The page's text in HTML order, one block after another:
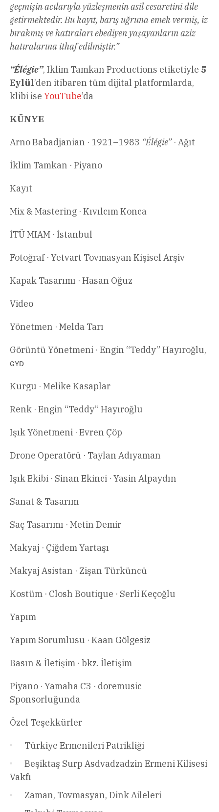
geçmişin acılarıyla yüzleşmenin asil cesaretini dile
getirmektedir. Bu kayıt, barış uğruna emek vermiş, iz
bırakmış ve hatıraları ebediyen yaşayanların aziz
hatıralarına ithaf edilmiştir.”
“Élégie”, Iklim Tamkan Productions etiketiyle 5
Eylül’den itibaren tüm dijital platformlarda,
klibi ise YouTube’da
KÜNYE
Arno Babadjanian · 1921–1983 “Élégie”· Ağıt
İklim Tamkan · Piyano
Kayıt
Mix & Mastering · Kıvılcım Konca
İTÜ MIAM · İstanbul
Fotoğraf · Yetvart Tovmasyan Kişisel Arşiv
Kapak Tasarımı · Hasan Oğuz
Video
Yönetmen · Melda Tarı
Görüntü Yönetmeni · Engin “Teddy” Hayıroğlu,
ɢʏᴅ
Kurgu · Melike Kasaplar
Renk · Engin “Teddy” Hayıroğlu
Işık Yönetmeni · Evren Çöp
Drone Operatörü · Taylan Adıyaman
Işık Ekibi · Sinan Ekinci · Yasin Alpaydın
Sanat & Tasarım
Saç Tasarımı · Metin Demir
Makyaj · Çiğdem Yartaşı
Makyaj Asistan · Zişan Türküncü
Kostüm · Closh Boutique · Serli Keçoğlu
Yapım
Yapım Sorumlusu · Kaan Gölgesiz
Basın & İletişim · bkz. İletişim
Piyano · Yamaha C3 · doremusic
Sponsorluğunda
Özel Teşekkürler
Türkiye Ermenileri Patrikliği
Beşiktaş Surp Asdvadzadzin Ermeni Kilisesi
Vakfı
Zaman, Tovmasyan, Dink Aileleri